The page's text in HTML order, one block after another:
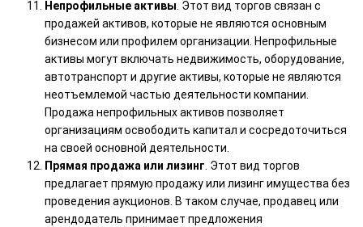
Непрофильные активы. Этот вид торгов связан с
продажей активов, которые не являются основным
бизнесом или профилем организации. Непрофильные
активы могут включать недвижимость, оборудование,
автотранспорт и другие активы, которые не являются
неотъемлемой частью деятельности компании.
Продажа непрофильных активов позволяет
организациям освободить капитал и сосредоточиться
на своей основной деятельности.
Прямая продажа или лизинг. Этот вид торгов
предлагает прямую продажу или лизинг имущества без
проведения аукционов. В таком случае, продавец или
арендодатель принимает предложения